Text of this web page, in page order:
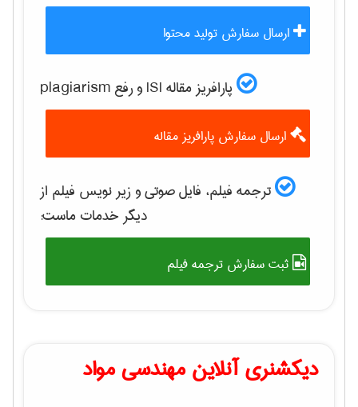
ارسال سفارش تولید محتوا
پارافریز مقاله ISI و رفع plagiarism
ارسال سفارش پارافریز مقاله
ترجمه فیلم، فایل صوتی و زیر نویس فیلم از
دیگر خدمات ماست:
ثبت سفارش ترجمه فیلم
دیکشنری آنلاین مهندسی مواد